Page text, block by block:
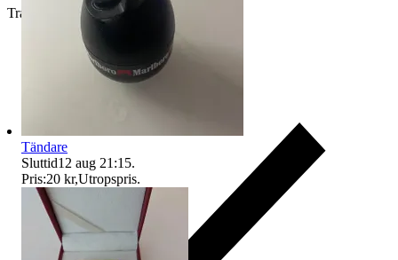
Traderas köparskydd
Tändare
Sluttid12 aug 21:15.
Pris:20 kr,Utropspris.